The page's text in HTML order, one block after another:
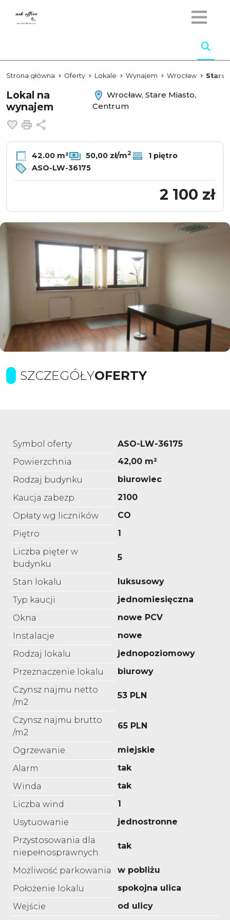
Strona główna Oferty Lokale Wynajem Wrocław Stare
Lokal na
wynajem
Wrocław, Stare Miasto,
Centrum
Dodaj do ulubionych
Drukuj
42.00 m² 50,00 zł/m2
1 piętro
ASO-LW-36175
2 100 zł
SZCZEGÓŁYOFERTY
Symbol oferty
ASO-LW-36175
Powierzchnia
42,00 m²
Rodzaj budynku
biurowiec
Kaucja zabezp.
2100
Opłaty wg liczników
CO
Piętro
1
Liczba pięter w
budynku
5
Stan lokalu
luksusowy
Typ kaucji
jednomiesięczna
Okna
nowe PCV
Instalacje
nowe
Rodzaj lokalu
jednopoziomowy
Przeznaczenie lokalu
biurowy
Czynsz najmu netto
/m2
53 PLN
Czynsz najmu brutto
/m2
65 PLN
Ogrzewanie
miejskie
Alarm
tak
Winda
tak
Liczba wind
1
Usytuowanie
jednostronne
Przystosowania dla
niepełnosprawnych
tak
Możliwość parkowania
w pobliżu
Położenie lokalu
spokojna ulica
Wejście
od ulicy